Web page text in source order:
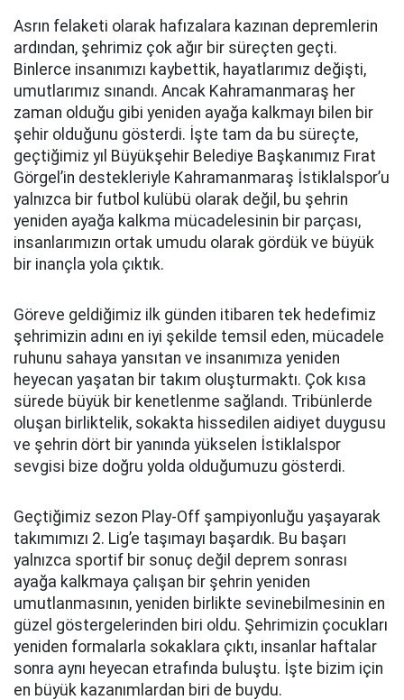
Asrın felaketi olarak hafızalara kazınan depremlerin
ardından, şehrimiz çok ağır bir süreçten geçti.
Binlerce insanımızı kaybettik, hayatlarımız değişti,
umutlarımız sınandı. Ancak Kahramanmaraş her
zaman olduğu gibi yeniden ayağa kalkmayı bilen bir
şehir olduğunu gösterdi. İşte tam da bu süreçte,
geçtiğimiz yıl Büyükşehir Belediye Başkanımız Fırat
Görgel’in destekleriyle Kahramanmaraş İstiklalspor’u
yalnızca bir futbol kulübü olarak değil, bu şehrin
yeniden ayağa kalkma mücadelesinin bir parçası,
insanlarımızın ortak umudu olarak gördük ve büyük
bir inançla yola çıktık.
Göreve geldiğimiz ilk günden itibaren tek hedefimiz
şehrimizin adını en iyi şekilde temsil eden, mücadele
ruhunu sahaya yansıtan ve insanımıza yeniden
heyecan yaşatan bir takım oluşturmaktı. Çok kısa
sürede büyük bir kenetlenme sağlandı. Tribünlerde
oluşan birliktelik, sokakta hissedilen aidiyet duygusu
ve şehrin dört bir yanında yükselen İstiklalspor
sevgisi bize doğru yolda olduğumuzu gösterdi.
Geçtiğimiz sezon Play-Off şampiyonluğu yaşayarak
takımımızı 2. Lig’e taşımayı başardık. Bu başarı
yalnızca sportif bir sonuç değil deprem sonrası
ayağa kalkmaya çalışan bir şehrin yeniden
umutlanmasının, yeniden birlikte sevinebilmesinin en
güzel göstergelerinden biri oldu. Şehrimizin çocukları
yeniden formalarla sokaklara çıktı, insanlar haftalar
sonra aynı heyecan etrafında buluştu. İşte bizim için
en büyük kazanımlardan biri de buydu.